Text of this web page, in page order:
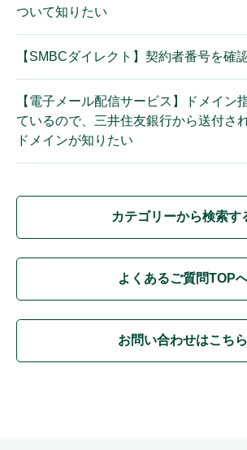
ついて知りたい
【SMBCダイレクト】契約者番号を確
【電子メール配信サービス】ドメイン
ているので、三井住友銀行から送付さ
ドメインが知りたい
カテゴリーから検索す
よくあるご質問TOP
お問い合わせはこちら